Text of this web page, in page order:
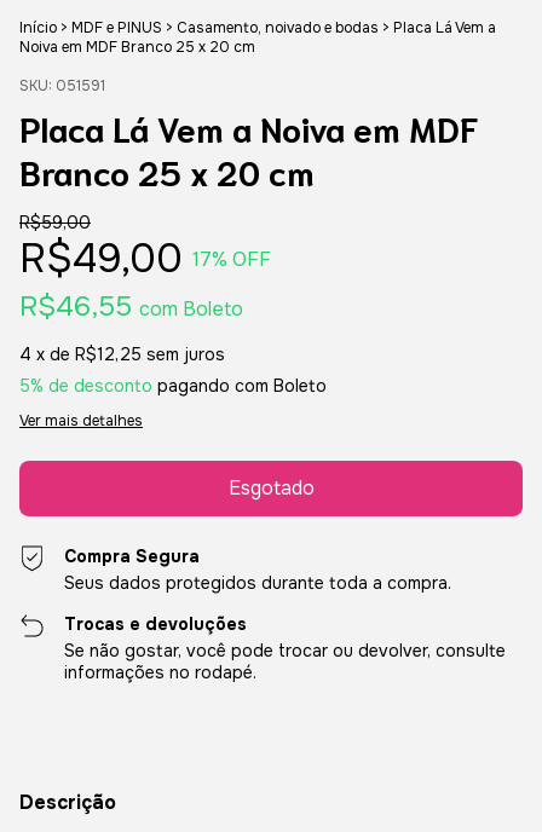
Início > MDF e PINUS > Casamento, noivado e bodas > Placa Lá Vem a
Noiva em MDF Branco 25 x 20 cm
SKU: 051591
Placa Lá Vem a Noiva em MDF
Branco 25 x 20 cm
R$59,00
R$49,00 17% OFF
R$46,55 com Boleto
4 x de R$12,25 sem juros
5% de desconto pagando com Boleto
Ver mais detalhes
Compra Segura
Seus dados protegidos durante toda a compra.
Trocas e devoluções
Se não gostar, você pode trocar ou devolver, consulte
informações no rodapé.
Descrição